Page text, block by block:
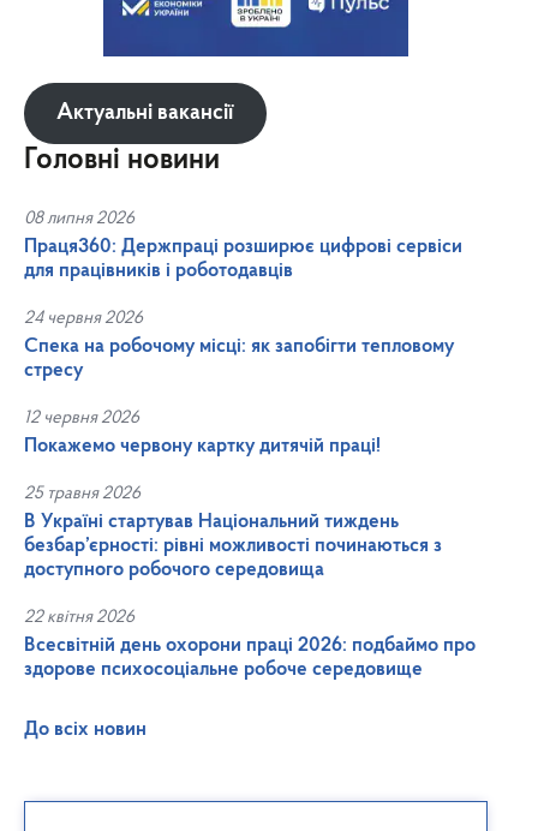
Актуальні вакансії
Головні новини
08 липня 2026
Праця360: Держпраці розширює цифрові сервіси
для працівників і роботодавців
24 червня 2026
Спека на робочому місці: як запобігти тепловому
стресу
12 червня 2026
Покажемо червону картку дитячій праці!
25 травня 2026
В Україні стартував Національний тиждень
безбар’єрності: рівні можливості починаються з
доступного робочого середовища
22 квітня 2026
Всесвітній день охорони праці 2026: подбаймо про
здорове психосоціальне робоче середовище
До всіх новин